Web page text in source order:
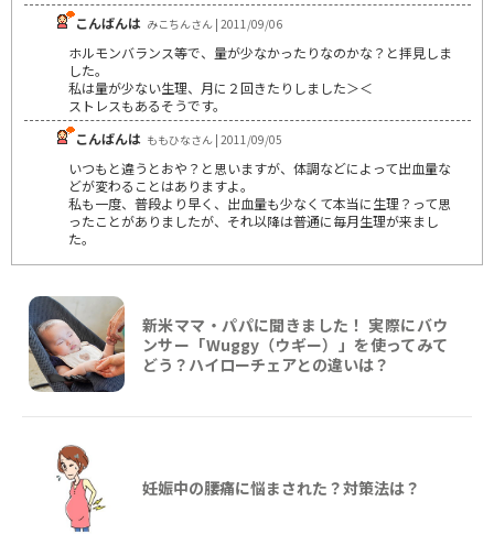
こんばんは みこちんさん | 2011/09/06
ホルモンバランス等で、量が少なかったりなのかな？と拝見しま
した。
私は量が少ない生理、月に２回きたりしました＞＜
ストレスもあるそうです。
こんばんは ももひなさん | 2011/09/05
いつもと違うとおや？と思いますが、体調などによって出血量な
どが変わることはありますよ。
私も一度、普段より早く、出血量も少なくて本当に生理？って思
ったことがありましたが、それ以降は普通に毎月生理が来まし
た。
新米ママ・パパに聞きました！ 実際にバウ
ンサー「Wuggy（ウギー）」を使ってみて
どう？ハイローチェアとの違いは？
妊娠中の腰痛に悩まされた？対策法は？